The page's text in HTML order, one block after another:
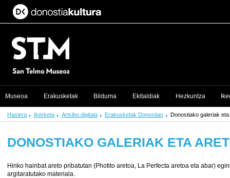
Hasiera Ikerketa Artxibo digitala Erakusketak Donostian Donostiako galeriak
DONOSTIAKO GALERIAK ETA
Hiriko hainbat areto pribatutan (Photito aretoa, La Perfecta aretoa eta abar)
argitaratutako materiala.
Museoa Erakusketak Bilduma Ekitaldiak Hezkuntza